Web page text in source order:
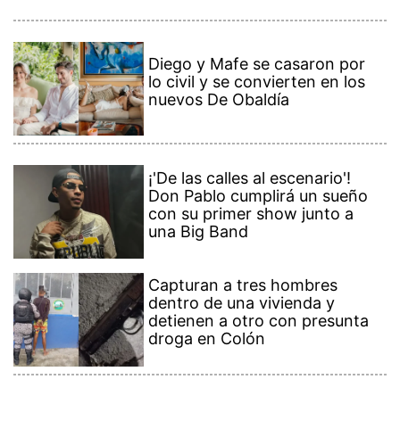
Diego y Mafe se casaron por
lo civil y se convierten en los
nuevos De Obaldía
¡'De las calles al escenario'!
Don Pablo cumplirá un sueño
con su primer show junto a
una Big Band
Capturan a tres hombres
dentro de una vivienda y
detienen a otro con presunta
droga en Colón